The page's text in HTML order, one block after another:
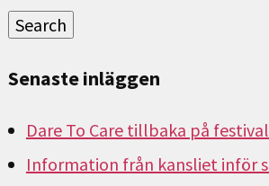
Search
Senaste inläggen
Dare To Care tillbaka på
Information från kansliet inför